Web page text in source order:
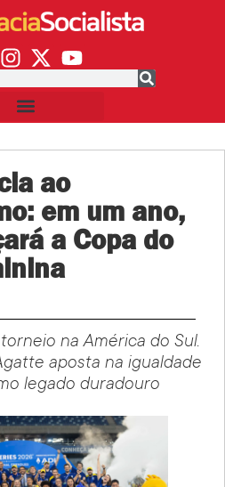
ao
em um ano,
a Copa do
na América do Sul.
aposta na igualdade
legado duradouro